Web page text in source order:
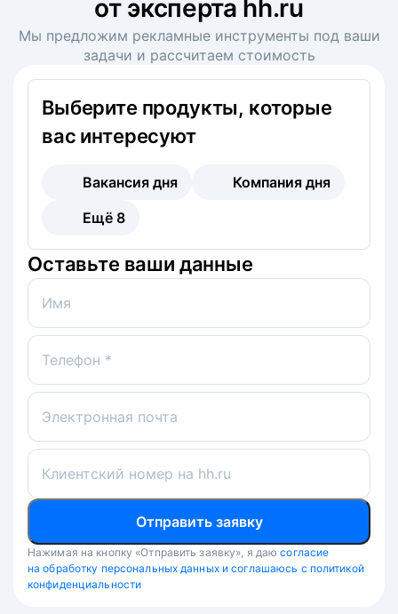
от эксперта hh.ru
Мы предложим рекламные инструменты под ваши
задачи и рассчитаем стоимость
Выберите продукты, которые
вас интересуют
Вакансия дня
Компания дня
Ещё 8
Оставьте ваши данные
Имя
Телефон *
Электронная почта
Клиентский номер на hh.ru
Отправить заявку
Нажимая на кнопку «Отправить заявку», я даю согласие
на обработку персональных данных и соглашаюсь с политикой
конфиденциальности